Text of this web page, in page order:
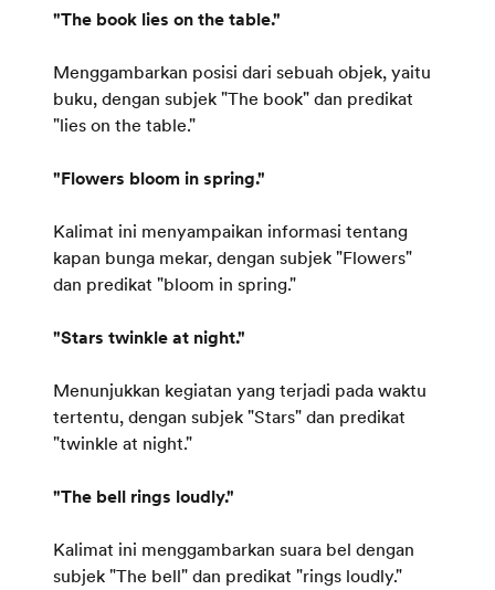
"The book lies on the table."
Menggambarkan posisi dari sebuah objek, yaitu
buku, dengan subjek "The book" dan predikat
"lies on the table."
"Flowers bloom in spring."
Kalimat ini menyampaikan informasi tentang
kapan bunga mekar, dengan subjek "Flowers"
dan predikat "bloom in spring."
"Stars twinkle at night."
Menunjukkan kegiatan yang terjadi pada waktu
tertentu, dengan subjek "Stars" dan predikat
"twinkle at night."
"The bell rings loudly."
Kalimat ini menggambarkan suara bel dengan
subjek "The bell" dan predikat "rings loudly."